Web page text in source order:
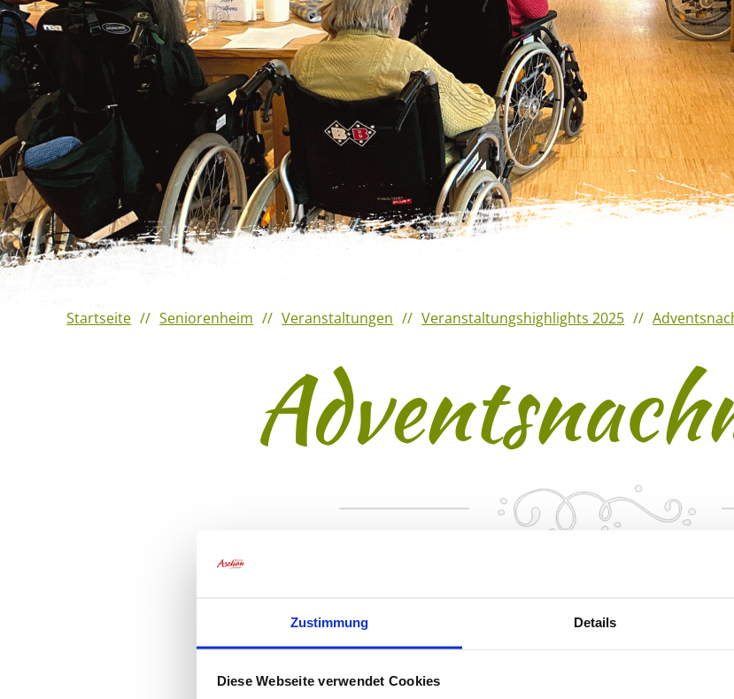
Zustimmung Details
Diese Webseite verwendet Cookies
Startseite Seniorenheim Veranstaltungen Veranstaltungshighlights 2025
Schirnack, Frau Reiter und Herr Kellner, die uns auch letztes Jahr
Sterne an jeden einzelnen Bewohner, die sich nicht nur über die
2023
Verantaltungshighlights 2022
Veranstaltungshighlights
2021